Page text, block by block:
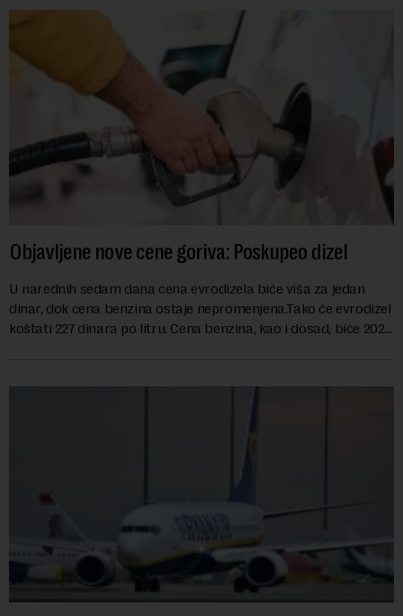
Objavljene nove cene goriva: Poskupeo dizel
U narednih sedam dana cena evrodizela biće viša za jedan
dinar, dok cena benzina ostaje nepromenjena.Tako će evrodizel
koštati 227 dinara po litru. Cena benzina, kao i dosad, biće 202